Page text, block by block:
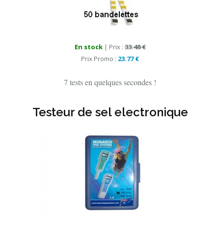
En stock| Prix :33.48 €
Prix Promo : 23.77 €
7 tests en quelques secondes !
Testeur de sel electronique